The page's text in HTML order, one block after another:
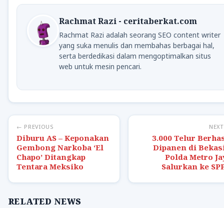
Rachmat Razi - ceritaberkat.com
Rachmat Razi adalah seorang SEO content writer
yang suka menulis dan membahas berbagai hal,
serta berdedikasi dalam mengoptimalkan situs
web untuk mesin pencari.
← PREVIOUS
Diburu AS – Keponakan
Gembong Narkoba ‘El
Chapo’ Ditangkap
Tentara Meksiko
3.000 Telur
Dipanen di
Polda Metro
Salurkan ke
RELATED NEWS